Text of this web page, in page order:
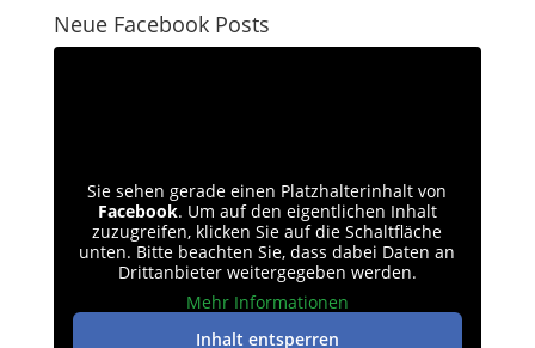
Neue Facebook Posts
Sie sehen gerade einen Platzhalterinhalt von
Facebook. Um auf den eigentlichen Inhalt
zuzugreifen, klicken Sie auf die Schaltfläche
unten. Bitte beachten Sie, dass dabei Daten an
Drittanbieter weitergegeben werden.
Mehr Informationen
Inhalt entsperren